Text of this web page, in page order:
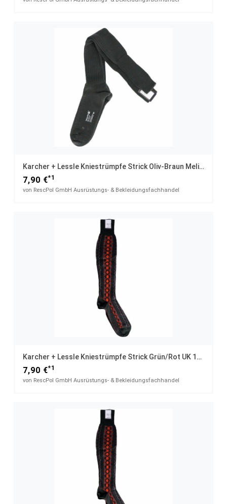
Karcher + Lessle Kniestrümpfe Strick Oliv-Braun Meliert UK 13 / 46
7,90 €*1
von RescPol GmbH Ausrüstungs- & Bekleidungsfachhandel
Karcher + Lessle Kniestrümpfe Strick Grün/rot UK 11 / 42
7,90 €*1
von RescPol GmbH Ausrüstungs- & Bekleidungsfachhandel